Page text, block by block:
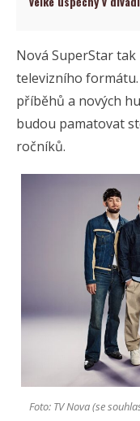
Nová SuperStar
televizního
příběhů a nových
budou pamatovat
ročníků.
Foto: TV Nova (se